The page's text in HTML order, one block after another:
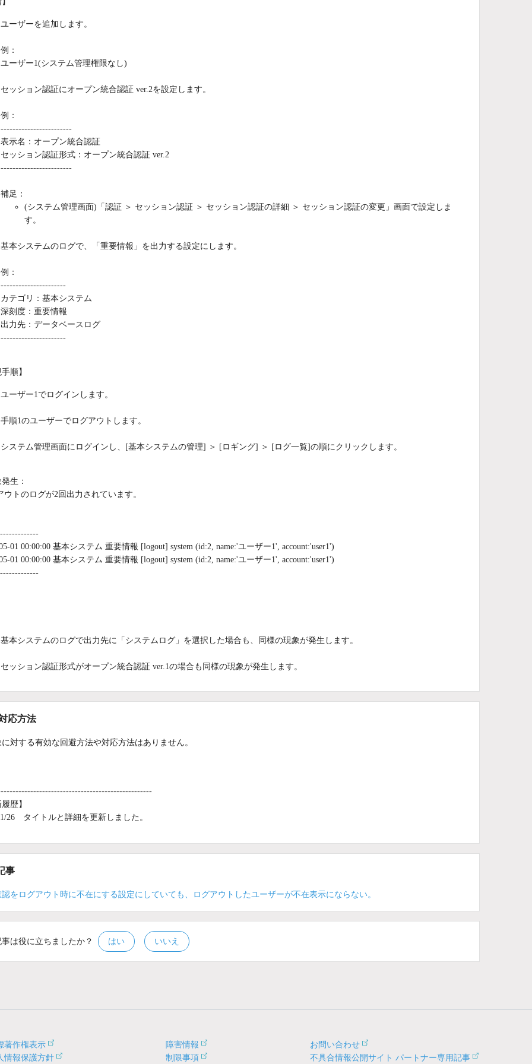
ユーザーを追加します。
例：
ユーザー1(システム管理権限なし)
セッション認証にオープン統合認証 ver.2を設定します。
例：
------------------------
表示名：オープン統合認証
セッション認証形式：オープン統合認証 ver.2
------------------------
補足：
(システム管理画面)「認証 ＞ セッション認証 ＞ セッション認証の詳細 ＞ セッション認証の変更」画面で設定しま
す。
基本システムのログで、「重要情報」を出力する設定にします。
例：
----------------------
カテゴリ：基本システム
深刻度：重要情報
出力先：データベースログ
----------------------
順】
ユーザー1でログインします。
手順1のユーザーでログアウトします。
システム管理画面にログインし、[基本システムの管理] ＞ [ロギング] ＞ [ログ一覧]の順にクリックします。
生：
トのログが2回出力されています。
01 00:00:00 基本システム 重要情報 [logout] system (id:2, name:'ユーザー1', account:'user1')
01 00:00:00 基本システム 重要情報 [logout] system (id:2, name:'ユーザー1', account:'user1')
基本システムのログで出力先に「システムログ」を選択した場合も、同様の現象が発生します。
セッション認証形式がオープン統合認証 ver.1の場合も同様の現象が発生します。
応方法
対する有効な回避方法や対応方法はありません。
歴】
26 タイトルと詳細を更新しました。
事
をログアウト時に不在にする設定にしていても、ログアウトしたユーザーが不在表示にならない。
は役に立ちましたか？ はい いいえ
著作権表示
情報保護方針
障害情報
制限事項
お問い合わせ
不具合情報公開サイト パートナー専用記事